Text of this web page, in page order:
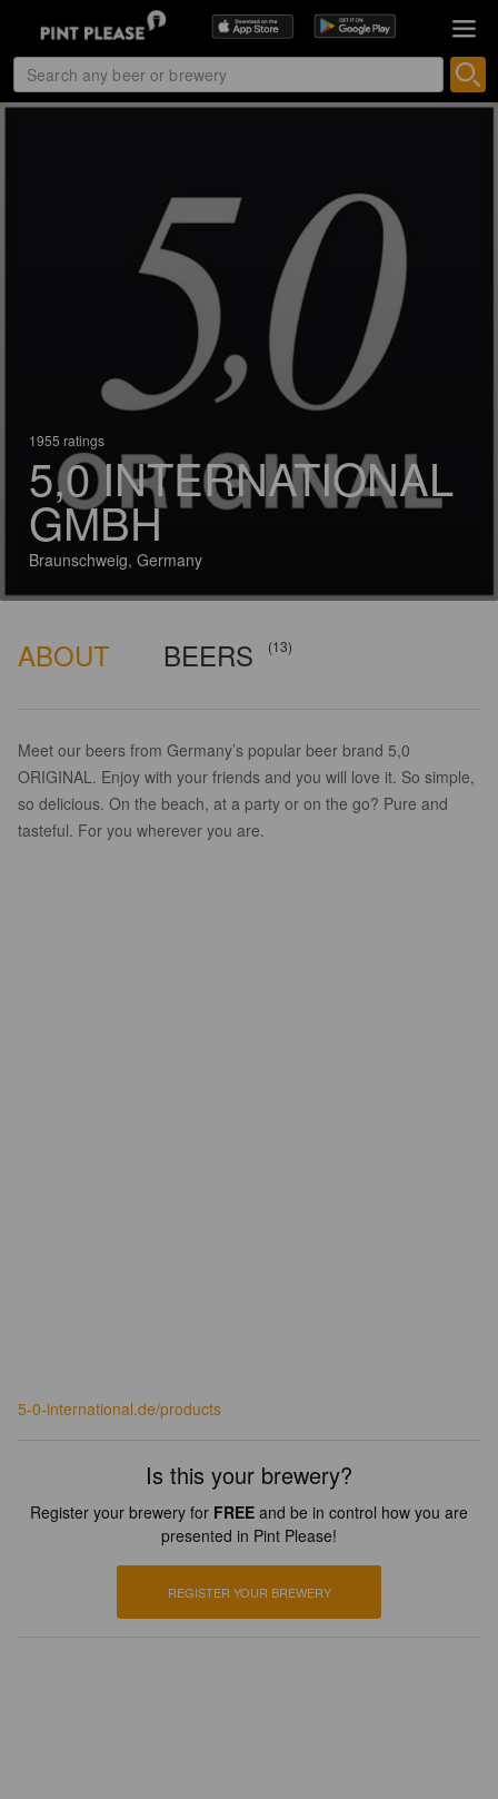
1955 ratings
5,0 INTERNATIONAL
GMBH
Braunschweig, Germany
ABOUT BEERS (13)
Meet our beers from Germany’s popular beer brand 5,0
ORIGINAL. Enjoy with your friends and you will love it. So simple,
so delicious. On the beach, at a party or on the go? Pure and
tasteful. For you wherever you are.
5-0-international.de/products
Is this your brewery?
Register your brewery for FREE and be in control how you are
presented in Pint Please!
REGISTER YOUR BREWERY